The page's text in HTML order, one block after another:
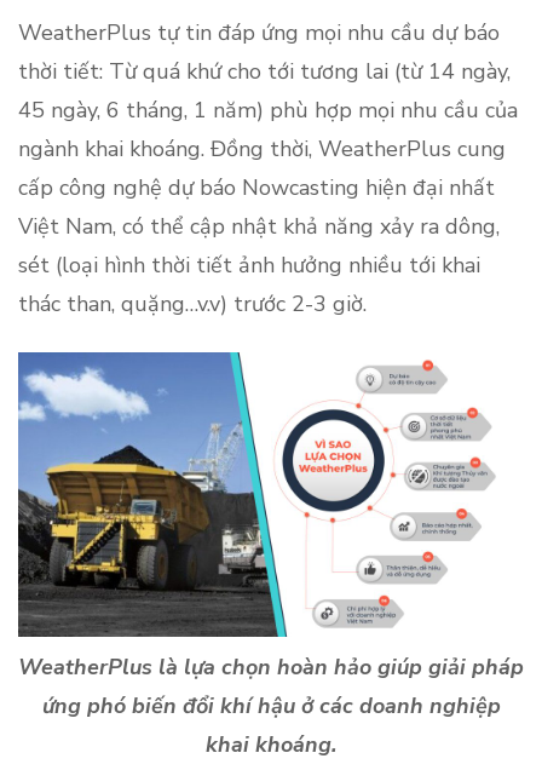
WeatherPlus tự tin đáp ứng mọi nhu cầu dự báo
thời tiết: Từ quá khứ cho tới tương lai (từ 14 ngày,
45 ngày, 6 tháng, 1 năm) phù hợp mọi nhu cầu của
ngành khai khoáng. Đồng thời, WeatherPlus cung
cấp công nghệ dự báo Nowcasting hiện đại nhất
Việt Nam, có thể cập nhật khả năng xảy ra dông,
sét (loại hình thời tiết ảnh hưởng nhiều tới khai
thác than, quặng…v.v) trước 2-3 giờ.
WeatherPlus là lựa chọn hoàn hảo giúp giải pháp
ứng phó biến đổi khí hậu ở các doanh nghiệp
khai khoáng.